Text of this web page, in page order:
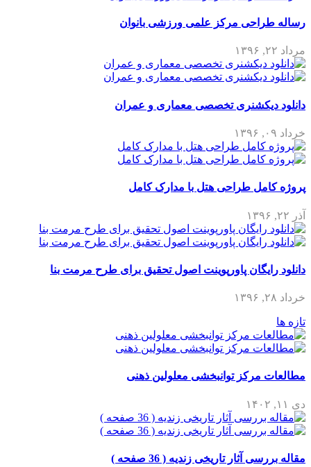
مرکز علمی ورزشی بانوان
تخصصی معماری و عمران
طراحی هتل با مدارک کامل
پاورپوینت اصول تحقیق برای طرح مرمت بنا
توانبخشی معلولین ذهنی
تاریخی زندیه ( 36 صفحه )